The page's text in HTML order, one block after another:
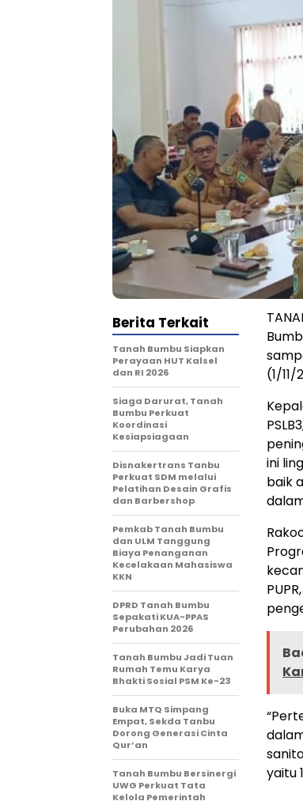
(1/11/
ini
baik
yaitu
Berita Terkait
Tanah Bumbu Siapkan
Perayaan HUT Kalsel
dan RI 2026
Siaga Darurat, Tanah
Bumbu Perkuat
Koordinasi
Kesiapsiagaan
Disnakertrans Tanbu
Perkuat SDM melalui
Pelatihan Desain Grafis
dan Barbershop
Pemkab Tanah Bumbu
dan ULM Tanggung
Biaya Penanganan
Kecelakaan Mahasiswa
KKN
DPRD Tanah Bumbu
Sepakati KUA-PPAS
Perubahan 2026
Tanah Bumbu Jadi Tuan
Rumah Temu Karya
Bhakti Sosial PSM Ke-23
Buka MTQ Simpang
Empat, Sekda Tanbu
Dorong Generasi Cinta
Qur’an
Tanah Bumbu Bersinergi
UWG Perkuat Tata
Kelola Pemerintah